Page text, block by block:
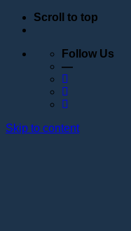
Scroll to top
Follow Us
—
Skip to content